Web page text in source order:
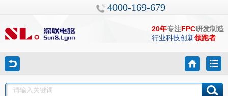
4000-169-679
20年专注FPC研发制造
行业科技创新领跑者